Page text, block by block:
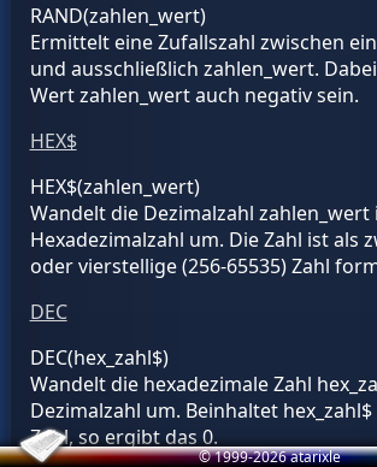
RAND(zahlen_wert)
Ermittelt eine Zufallszahl zwischen
und ausschließlich zahlen_wert.
Wertzahlen_wertauch negativ sein.
HEX$
HEX$(zahlen_wert)
Wandelt die Dezimalzahl zahlen_wert
Hexadezimalzahl um. Die Zahl ist als
oder vierstellige (256-65535) Zahl
DEC
DEC(hex_zahl$)
Wandelt die hexadezimale Zahl
Dezimalzahl um. Beinhaltet hex_zahl$
Zahl, so ergibt das 0.
© 1999-2026 atarixle